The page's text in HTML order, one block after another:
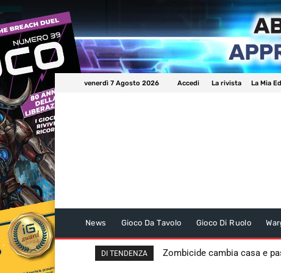
venerdì 7 Agosto 2026 Accedi La rivista La Mia
News Gioco Da Tavolo Gioco Di Ruolo
DI TENDENZA Zombicide cambia casa e